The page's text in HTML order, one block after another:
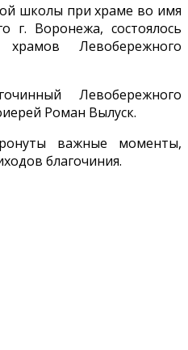
школы при храме во имя
г. Воронежа, состоялось
храмов Левобережного
Левобережного
Роман Вылуск.
важные моменты,
благочиния.